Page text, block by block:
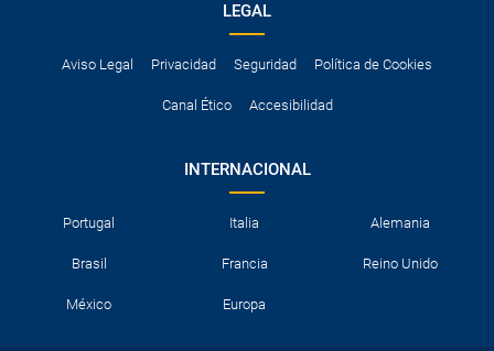
LEGAL
Aviso Legal Privacidad Seguridad Política de Cookies
Canal Ético Accesibilidad
INTERNACIONAL
Portugal Italia Alemania
Brasil Francia Reino Unido
México Europa